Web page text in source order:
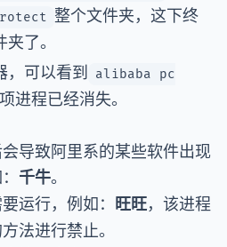
整个文件夹，这下终
了。
，可以看到 alibaba pc
进程已经消失。
导致阿里系的某些软件出现
千牛。
运行，例如： 旺旺，该进程
法进行禁止。